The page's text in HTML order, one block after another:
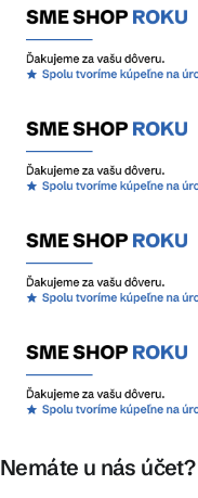
Nemáte u nás účet?